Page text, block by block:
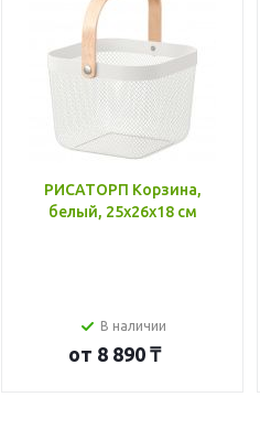
РИСАТОРП Корзина,
белый, 25x26x18 см
В наличии
от 8 890 ₸